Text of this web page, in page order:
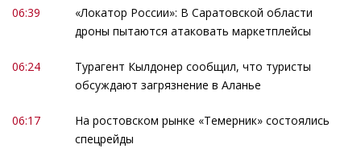
06:39
«Локатор России»: В Саратовской области
дроны пытаются атаковать маркетплейсы
06:24
Турагент Кылдонер сообщил, что туристы
обсуждают загрязнение в Аланье
06:17
На ростовском рынке «Темерник» состоялись
спецрейды